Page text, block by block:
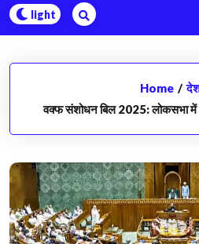
Home /
वक्फ संशोधन बिल 2025: लोकसभा में